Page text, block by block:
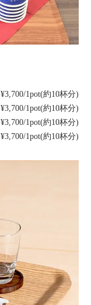
¥3,700/1pot(約10杯分)
¥3,700/1pot(約10杯分)
¥3,700/1pot(約10杯分)
¥3,700/1pot(約10杯分)